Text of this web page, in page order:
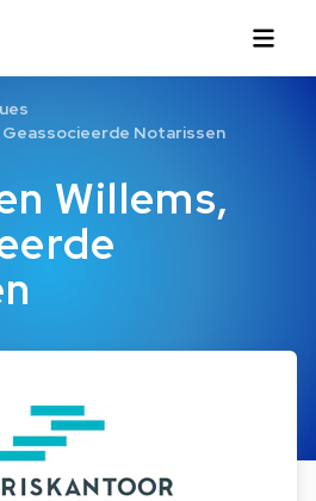
Willems,
Geassocieerde Notarissen